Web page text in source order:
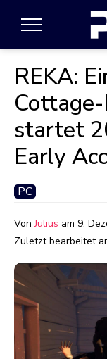
REKA:
startet
Early
PC
VonJulius am 9.
Zuletzt bearbeitet